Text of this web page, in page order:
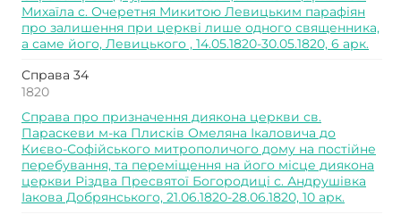
Михаїла с. Очеретня Микитою Левицьким парафіян
про залишення при церкві лише одного священника,
а саме його, Левицького , 14.05.1820-30.05.1820, 6 арк.
Справа 34
1820
Справа про призначення диякона церкви св.
Параскеви м-ка Плисків Омеляна Ікаловича до
Києво-Софійського митрополичого дому на постійне
перебування, та переміщення на його місце диякона
церкви Різдва Пресвятої Богородиці с. Андрушівка
Іакова Добрянського, 21.06.1820-28.06.1820, 10 арк.